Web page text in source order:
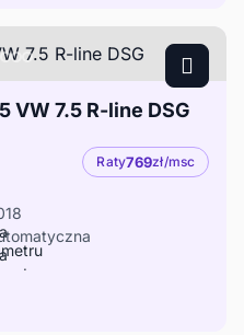
VW 7.5 R-line DSG
Raty769zł/msc